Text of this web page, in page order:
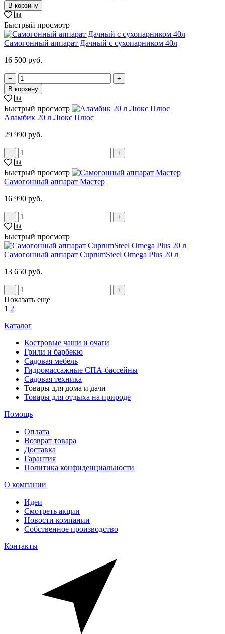
В корзину
Быстрый просмотр
Самогонный аппарат Дачный с сухопарником 40л
16 500 руб.
−
+
В корзину
Быстрый просмотр
Аламбик 20 л Люкс Плюс
29 990 руб.
− +
Быстрый просмотр
Самогонный аппарат Мастер
16 990 руб.
− +
Быстрый просмотр
Самогонный аппарат CuprumSteel Omega Plus 20 л
13 650 руб.
− +
Показать еще
1 2
Каталог
Костровые чаши и очаги
Грили и барбекю
Садовая мебель
Гидромассажные СПА-бассейны
Садовая техника
Товары для дома и дачи
Товары для отдыха на природе
Помощь
Оплата
Возврат товара
Доставка
Гарантия
Политика конфиденциальности
О компании
Идеи
Смотреть акции
Новости компании
Собственное производство
Контакты